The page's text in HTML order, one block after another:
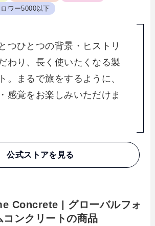
ワー5000以下
つひとつの背景・ヒストリ
わり、長く使いたくなる製
。まるで旅をするように、
感覚をお楽しみいただけま
公式ストアを見る
Concrete | グローバルフォ
コンクリートの商品